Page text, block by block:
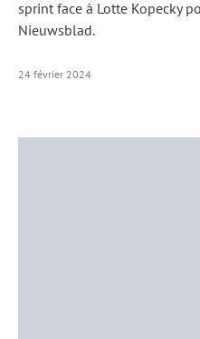
sprint face à Lotte Kopecky
Nieuwsblad.
24 février 2024